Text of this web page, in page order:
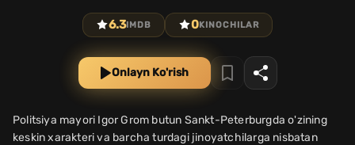
6.3IMDB 0KINOCHILAR
Onlayn Ko'rish
Politsiya mayori Igor Grom butun Sankt-Peterburgda o'zining
keskin xarakteri va barcha turdagi jinoyatchilarga nisbatan